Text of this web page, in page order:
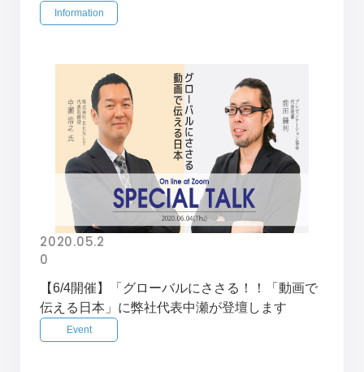
Information
2020.05.2
0
【6/4開催】「グローバルにささる！！「動画で
伝える日本」に弊社代表中瀬が登壇します
Event